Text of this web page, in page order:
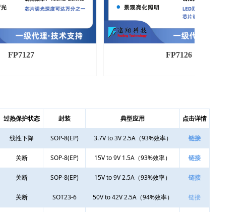
过热保护状态 封装 典型应用 点击详情
线性下降 SOP-8(EP) 3.7V to 3V 2.5A（93%效率） 链接
关断 SOP-8(EP) 15V to 9V 1.5A（93%效率） 链接
关断 SOP-8(EP) 15V to 9V 2.5A（93%效率） 链接
关断 SOT23-6 50V to 42V 2.5A（94%效率） 链接
FP7127 FP7126